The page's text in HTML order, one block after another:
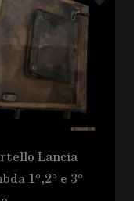
Lancia
1°,2° e 3°